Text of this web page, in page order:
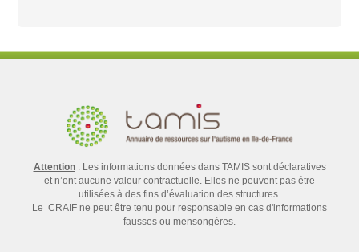
Attention: Les informations données dans TAMIS sont déclaratives
et n’ont aucune valeur contractuelle. Elles ne peuvent pas être
utilisées à des fins d’évaluation des structures.
Le CRAIF ne peut être tenu pour responsable en cas d'informations
fausses ou mensongères.